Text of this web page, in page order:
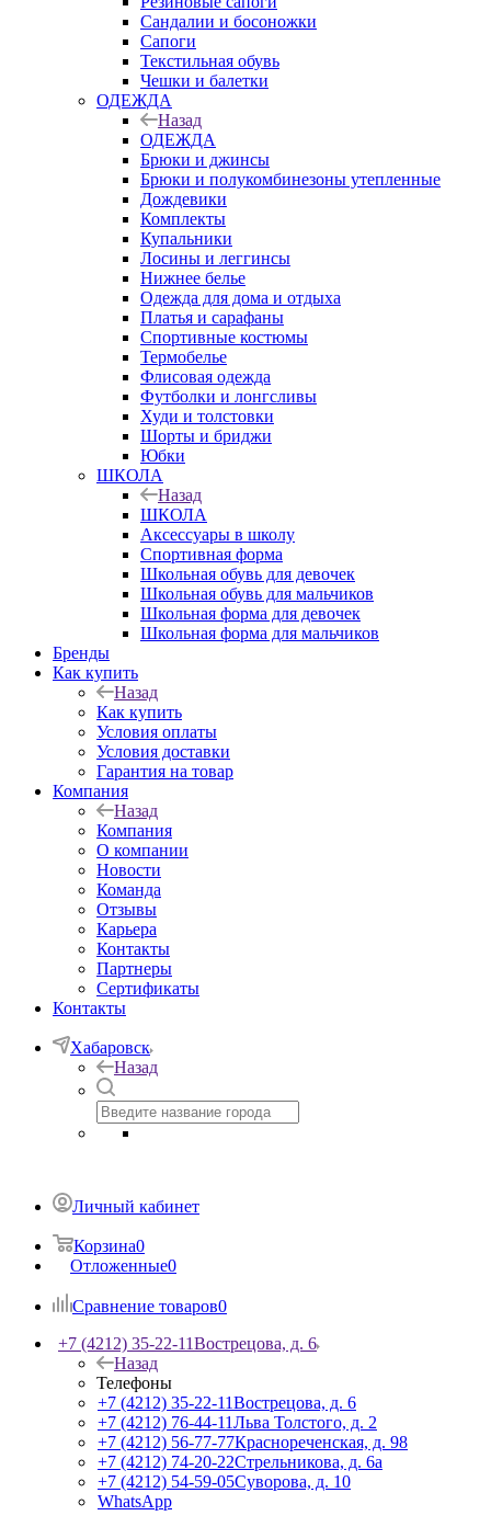
Сандалии и босоножки
Сапоги
Текстильная обувь
Чешки и балетки
ОДЕЖДА
Назад
ОДЕЖДА
Брюки и джинсы
Брюки и полукомбинезоны утепленные
Дождевики
Комплекты
Купальники
Лосины и леггинсы
Нижнее белье
Одежда для дома и отдыха
Платья и сарафаны
Спортивные костюмы
Термобелье
Флисовая одежда
Футболки и лонгсливы
Худи и толстовки
Шорты и бриджи
Юбки
ШКОЛА
Назад
ШКОЛА
Аксессуары в школу
Спортивная форма
Школьная обувь для девочек
Школьная обувь для мальчиков
Школьная форма для девочек
Школьная форма для мальчиков
Бренды
Как купить
Назад
Как купить
Условия оплаты
Условия доставки
Гарантия на товар
Компания
Назад
Компания
О компании
Новости
Команда
Отзывы
Карьера
Контакты
Партнеры
Сертификаты
Контакты
Хабаровск
Назад
Личный кабинет
Корзина0
Отложенные0
Сравнение товаров0
+7 (4212) 35-22-11Вострецова, д. 6
Назад
Телефоны
+7 (4212) 35-22-11Вострецова, д. 6
+7 (4212) 76-44-11Льва Толстого, д. 2
+7 (4212) 56-77-77Краснореченская, д. 98
+7 (4212) 74-20-22Стрельникова, д. 6а
+7 (4212) 54-59-05Суворова, д. 10
WhatsApp